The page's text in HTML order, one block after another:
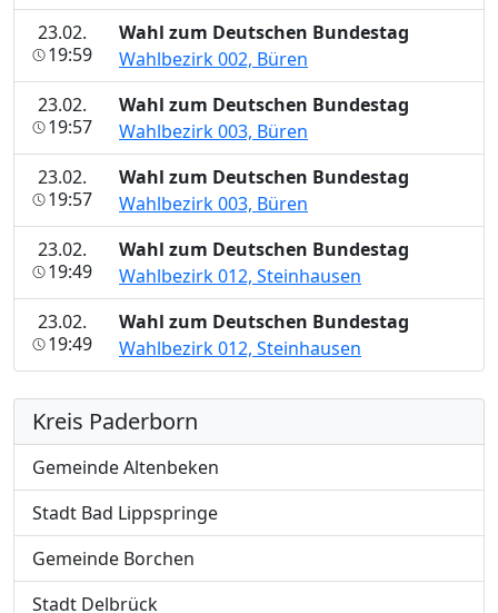
23.02.
19:59
Wahl zum Deutschen Bundestag
Wahlbezirk 002, Büren
23.02.
19:57
Wahl zum Deutschen Bundestag
Wahlbezirk 003, Büren
23.02.
19:57
Wahl zum Deutschen Bundestag
Wahlbezirk 003, Büren
23.02.
19:49
Wahl zum Deutschen Bundestag
Wahlbezirk 012, Steinhausen
23.02.
19:49
Wahl zum Deutschen Bundestag
Wahlbezirk 012, Steinhausen
Kreis Paderborn
Gemeinde Altenbeken
Stadt Bad Lippspringe
Gemeinde Borchen
Stadt Delbrück